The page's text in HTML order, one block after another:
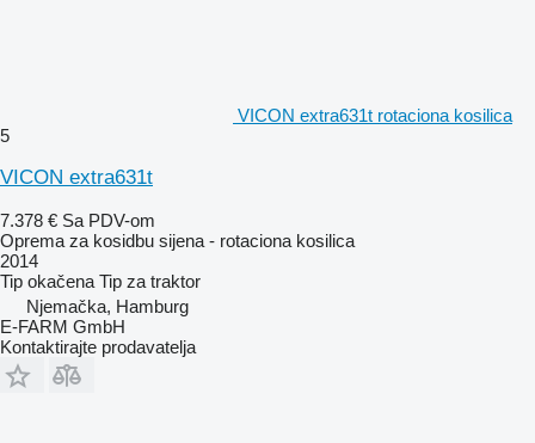
VICON extra631t rotaciona kosilica
5
VICON extra631t
7.378 € Sa PDV-om
Oprema za kosidbu sijena - rotaciona kosilica
2014
Tip okačena Tip za traktor
Njemačka, Hamburg
E-FARM GmbH
Kontaktirajte prodavatelja